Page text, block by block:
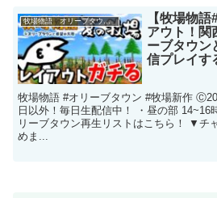
牧場物語 オリーブタウンと希望の大地
【牧場物
アウト！関
ーブタウン
信プレイす
牧場物語 #オリーブタウン #牧場新作
日以外！毎日生配信中！ ・昼の部
リーブタウン再生リストはこちら！ ▼チ
めま...